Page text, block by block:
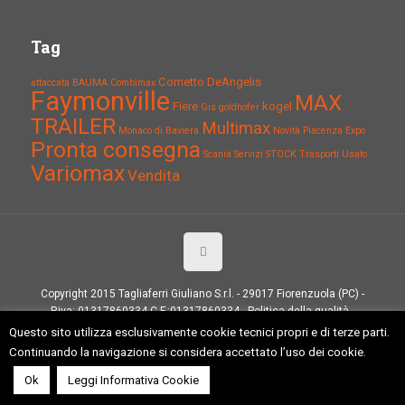
Tag
attaccata BAUMA Combimax Cometto DeAngelis
Faymonville Fiere Gis goldhofer kogel MAX
TRAILER Monaco di Baviera Multimax Novità Piacenza Expo
Pronta consegna Scania Servizi STOCK Trasporti Usato
VariomaxVendita
Copyright 2015 Tagliaferri Giuliano S.r.l. - 29017 Fiorenzuola (PC) -
P.iva: 01317860334 C.F.:01317860334 -Politica della qualità-
Powered byArtigianiSeo
Questo sito utilizza esclusivamente cookie tecnici propri e di terze parti.
Continuando la navigazione si considera accettato l’uso dei cookie.
Ok Leggi Informativa Cookie